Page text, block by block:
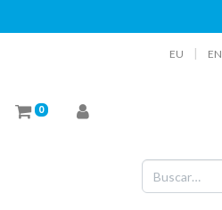
EU EN
0